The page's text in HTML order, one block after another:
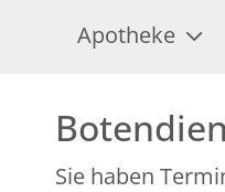
Apotheke
Sie haben